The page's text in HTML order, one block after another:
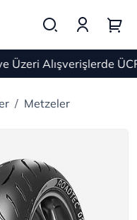
Alışverişlerde
Metzeler